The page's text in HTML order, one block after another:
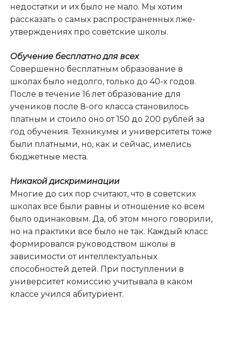
недостатки и их было не мало. Мы хотим
рассказать о самых распространенных лже-
утверждениях про советские школы.
Обучение бесплатно для всех
Совершенно бесплатным образование в
школах было недолго, только до 40-х годов.
После в течение 16 лет образование для
учеников после 8-ого класса становилось
платным и стоило оно от 150 до 200 рублей за
год обучения. Техникумы и университеты тоже
были платными, но, как и сейчас, имелись
бюджетные места.
Никакой дискриминации
Многие до сих пор считают, что в советских
школах все были равны и отношение ко всем
было одинаковым. Да, об этом много говорили,
но на практики все было не так. Каждый класс
формировался руководством школы в
зависимости от интеллектуальных
способностей детей. При поступлении в
университет комиссию учитывала в каком
классе учился абитуриент.